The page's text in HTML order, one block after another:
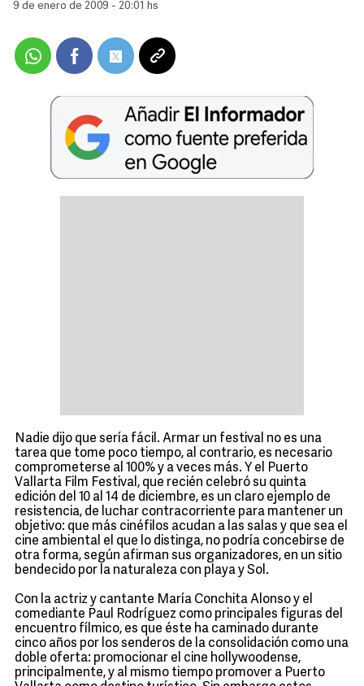
9 de enero de 2009 - 20:01 hs
Nadie dijo que sería fácil. Armar un festival no es una
tarea que tome poco tiempo, al contrario, es necesario
comprometerse al 100% y a veces más. Y el Puerto
Vallarta Film Festival, que recién celebró su quinta
edición del 10 al 14 de diciembre, es un claro ejemplo de
resistencia, de luchar contracorriente para mantener un
objetivo: que más cinéfilos acudan a las salas y que sea el
cine ambiental el que lo distinga, no podría concebirse de
otra forma, según afirman sus organizadores, en un sitio
bendecido por la naturaleza con playa y Sol.
Con la actriz y cantante María Conchita Alonso y el
comediante Paul Rodríguez como principales figuras del
encuentro fílmico, es que éste ha caminado durante
cinco años por los senderos de la consolidación como una
doble oferta: promocionar el cine hollywoodense,
principalmente, y al mismo tiempo promover a Puerto